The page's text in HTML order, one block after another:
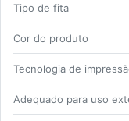
Tipo de fita
Cor do pro­duto
Tec­no­logia de
Ade­quado para uso